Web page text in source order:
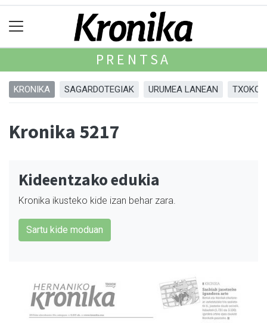
PRENTSA
KRONIKA SAGARDOTEGIAK URUMEA LANEAN
Kronika 5217
Kideentzako edukia
Kronika ikusteko kide izan behar zara.
Sartu kide moduan